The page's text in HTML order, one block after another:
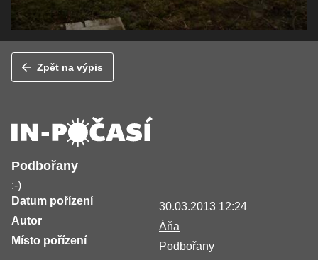
Zpět na výpis
Podbořany
:-)
Datum pořízení
30.03.2013 12:24
Autor
Áňa
Místo pořízení
Podbořany